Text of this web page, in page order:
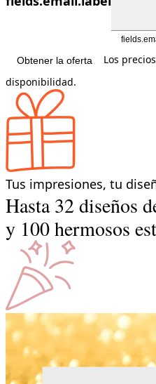
Obtener la oferta
Los
disponibilidad.
Tus impresiones, tu
Hasta 32 diseños
y 100 hermosos